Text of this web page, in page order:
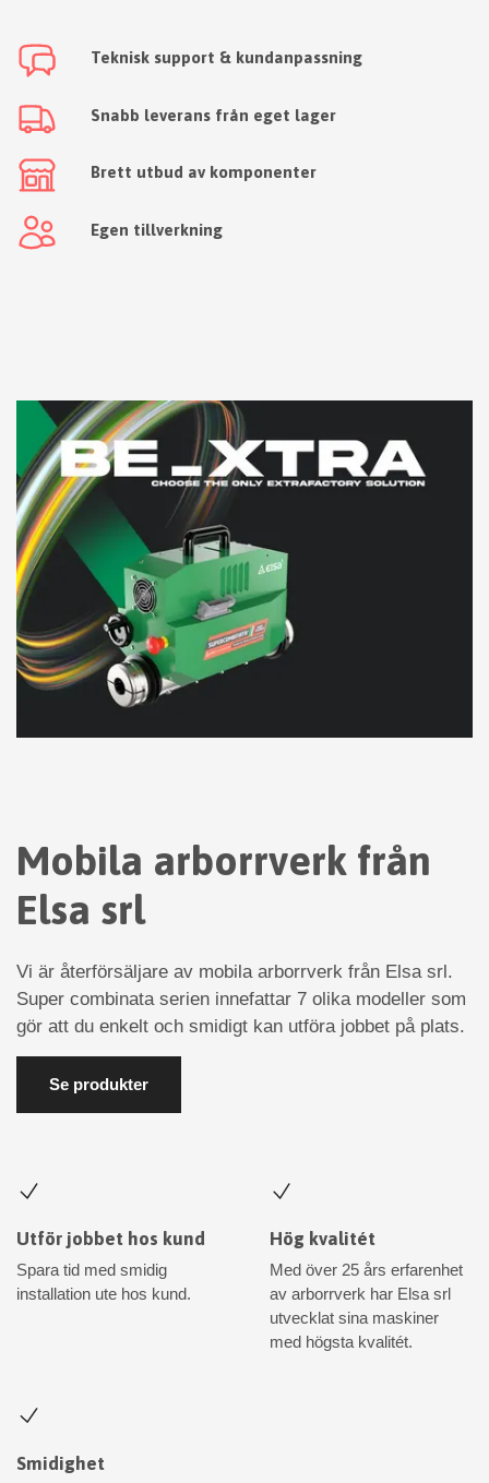
Teknisk support & kundanpassning
Snabb leverans från eget lager
Brett utbud av komponenter
Egen tillverkning
Mobila arborrverk från
Elsa srl
Vi är återförsäljare av mobila arborrverk från Elsa srl.
Super combinata serien innefattar 7 olika modeller som
gör att du enkelt och smidigt kan utföra jobbet på plats.
Se produkter
Utför jobbet hos kund
Spara tid med smidig
installation ute hos kund.
Hög kvalitét
Med över 25 års erfarenhet
av arborrverk har Elsa srl
utvecklat sina maskiner
med högsta kvalitét.
Smidighet